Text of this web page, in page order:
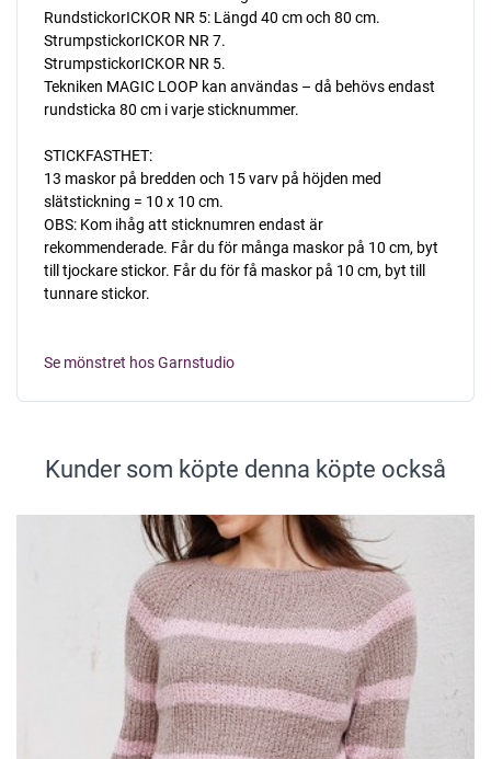
RundstickorICKOR NR 5: Längd 40 cm och 80 cm.
StrumpstickorICKOR NR 7.
StrumpstickorICKOR NR 5.
Tekniken MAGIC LOOP kan användas – då behövs endast
rundsticka 80 cm i varje sticknummer.
STICKFASTHET:
13 maskor på bredden och 15 varv på höjden med
slätstickning = 10 x 10 cm.
OBS: Kom ihåg att sticknumren endast är
rekommenderade. Får du för många maskor på 10 cm, byt
till tjockare stickor. Får du för få maskor på 10 cm, byt till
tunnare stickor.
Se mönstret hos Garnstudio
Kunder som köpte denna köpte också